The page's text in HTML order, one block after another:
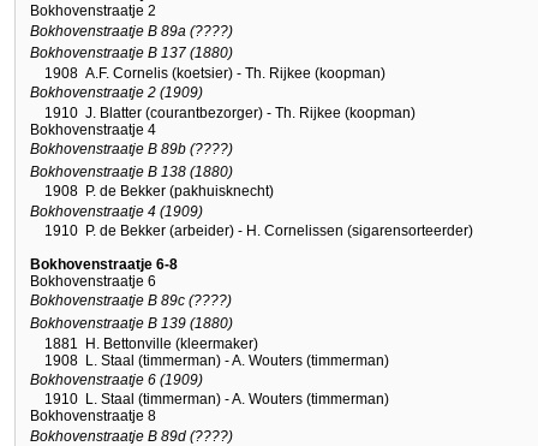
Bokhovenstraatje 2
Bokhovenstraatje B 89a (????)
Bokhovenstraatje B 137 (1880)
1908 A.F. Cornelis (koetsier) - Th. Rijkee (koopman)
Bokhovenstraatje 2 (1909)
1910 J. Blatter (courantbezorger) - Th. Rijkee (koopman)
Bokhovenstraatje 4
Bokhovenstraatje B 89b (????)
Bokhovenstraatje B 138 (1880)
1908 P. de Bekker (pakhuisknecht)
Bokhovenstraatje 4 (1909)
1910 P. de Bekker (arbeider) - H. Cornelissen (sigarensorteerder)
Bokhovenstraatje 6-8
Bokhovenstraatje 6
Bokhovenstraatje B 89c (????)
Bokhovenstraatje B 139 (1880)
1881
H. Bettonville (kleermaker)
1908 L. Staal (timmerman) - A. Wouters (timmerman)
Bokhovenstraatje 6 (1909)
1910 L. Staal (timmerman) - A. Wouters (timmerman)
Bokhovenstraatje 8
Bokhovenstraatje B 89d (????)